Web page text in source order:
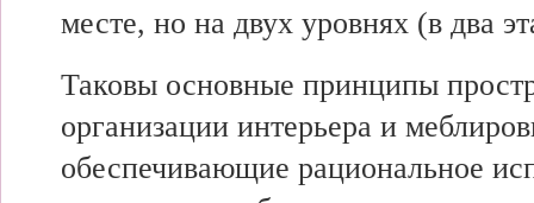
месте, но на двух уровнях (в два
Таковы основные принципы
организации интерьера и
обеспечивающие рациональное